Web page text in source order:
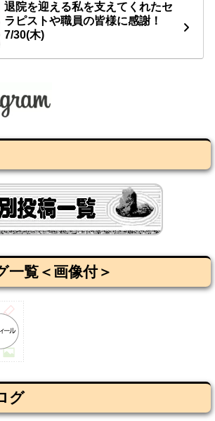
退院を迎える私を支えてくれたセ
ラピストや職員の皆様に感謝！
7/30(木)
一覧＜画像付＞
グ